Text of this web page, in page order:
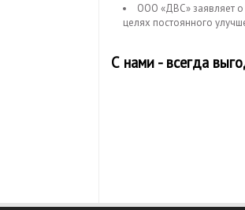
ООО «ДВС» заявляет о
целях постоянного
С нами - всегда